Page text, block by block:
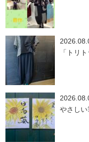
「トリ
やさしい